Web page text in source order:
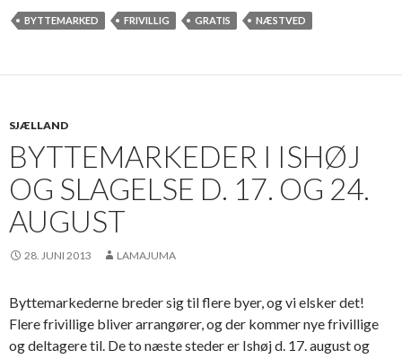
BYTTEMARKED FRIVILLIG GRATIS NÆSTVED
SJÆLLAND
BYTTEMARKEDER I ISHØJ
OG SLAGELSE D. 17. OG 24.
AUGUST
28. JUNI 2013 LAMAJUMA
Byttemarkederne breder sig til flere byer, og vi elsker det!
Flere frivillige bliver arrangører, og der kommer nye frivillige
og deltagere til. De to næste steder er Ishøj d. 17. august og